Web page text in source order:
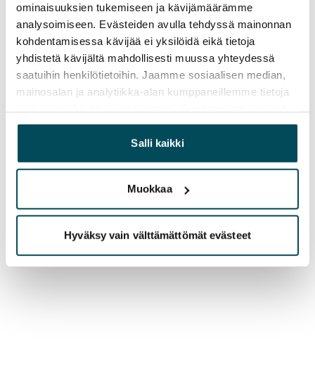
ominaisuuksien tukemiseen ja kävijämäärämme
analysoimiseen. Evästeiden avulla tehdyssä mainonnan
kohdentamisessa kävijää ei yksilöidä eikä tietoja
yhdistetä kävijältä mahdollisesti muussa yhteydessä
saatuihin henkilötietoihin. Jaamme sosiaalisen median,
mainosalan ja analytiikka-alan kumppaneillemme tietoja
yhdistää näitä tietoja muihin tietoihin, joita olet antanut
heille tai joita on kerätty, kun olet käyttänyt heidän
palvelujaan.
Salli kaikki
Muokkaa
Hyväksy vain välttämättömät evästeet